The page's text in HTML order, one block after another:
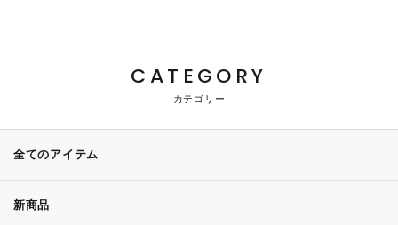
CATEGORY
カテゴリー
全てのアイテム
新商品